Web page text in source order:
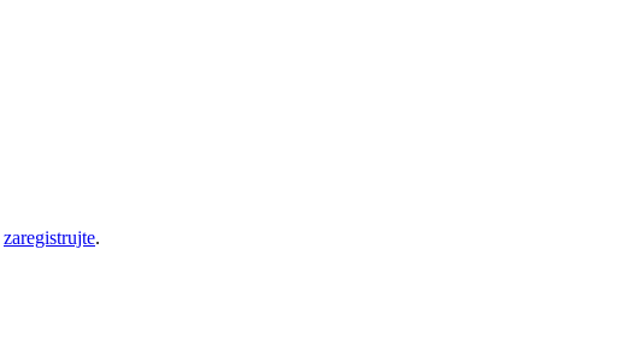
zaregistrujte.